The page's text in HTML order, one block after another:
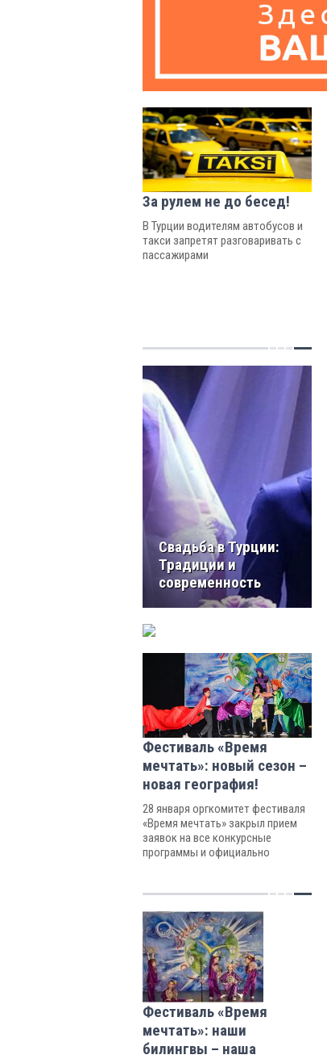
За рулем не до бесед!
В Турции водителям автобусов и
такси запретят разговаривать с
пассажирами
Свадьба в Турции:
Традиции и
современность
Фестиваль «Время
мечтать»: новый сезон –
новая география!
28 января оргкомитет фестиваля
«Время мечтать» закрыл прием
заявок на все конкурсные
программы и официально
Фестиваль «Время
мечтать»: наши
билингвы – наша